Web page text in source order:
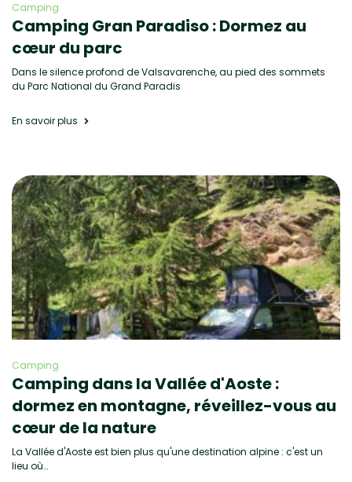
Camping
Camping Gran Paradiso : Dormez au
cœur du parc
Dans le silence profond de Valsavarenche, au pied des sommets
du Parc National du Grand Paradis
En savoir plus
Camping
Camping dans la Vallée d'Aoste :
dormez en montagne, réveillez-vous au
cœur de la nature
La Vallée d'Aoste est bien plus qu'une destination alpine : c'est un
lieu où…